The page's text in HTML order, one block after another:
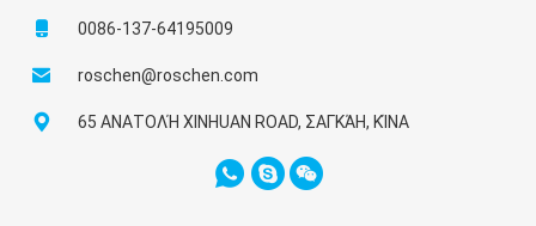
0086-137-64195009
roschen@roschen.com
65 ΑΝΑΤΟΛΉ XINHUAN ROAD, ΣΑΓΚΆΗ, ΚΊΝΑ